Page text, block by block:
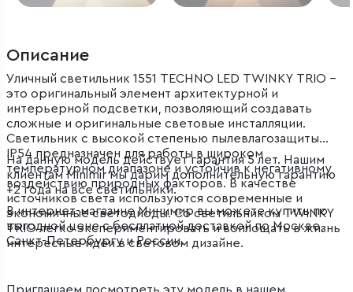
Описание
Уличный светильник 1551 TECHNO LED TWINKY TRIO –
это оригинальный элемент архитектурной и
интерьерной подсветки, позволяющий создавать
сложные и оригинальные световые инсталляции.
Светильник с высокой степенью пылевлагозащиты
IP54 предназначен для работы в широком
температурном диапазоне и устойчив к негативному
воздействию природных факторов. В качестве
источников света используются современные и
экономичные светодиоды. Cо светильником TWINKY
TRIO легко экспериментировать и воплощать в жизнь
интересные идеи в световом дизайне.
На данную модель действует гарантия 5 лет. Нашим
клиентам Minimir мы дарим дополнительную гарантию
+2 года на все светильники.
В интернет-магазине Минимир вы можете купить по
выгодной цене с бесплатной доставкой по Москве,
Санкт-Петербургу и России.